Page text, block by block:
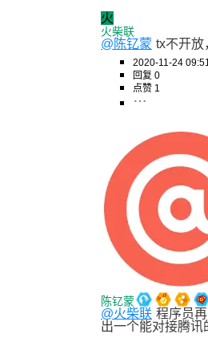
火
火柴联
@陈钇蒙 tx不开放
2020-11-24
回复 0
点赞 1
陈钇蒙
@火柴联 程序员
出一个能对接腾讯